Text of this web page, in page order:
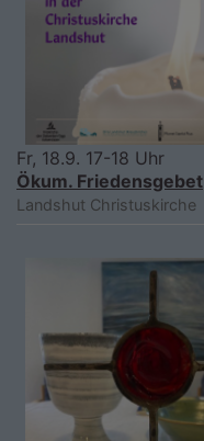
Fr, 18.9. 17-18 Uhr
Ökum. Friedensgebet
Landshut Christuskirche